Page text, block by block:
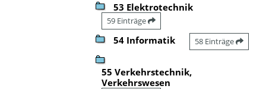
53 Elektrotechnik
59 Einträge
54 Informatik 58 Einträge
55 Verkehrstechnik,
Verkehrswesen